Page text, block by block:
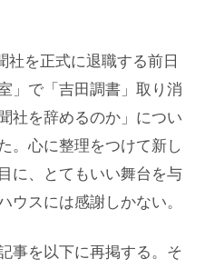
を正式に退職する前日
」で「吉田調書」取り消
社を辞めるのか」につい
。心に整理をつけて新し
に、とてもいい舞台を与
ウスには感謝しかない。
事を以下に再掲する。そ